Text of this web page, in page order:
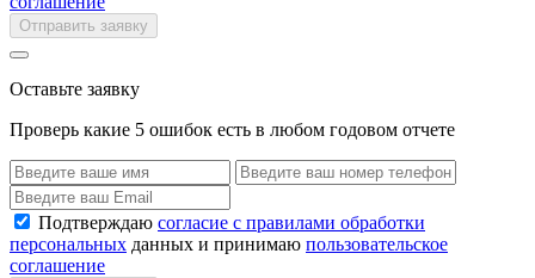
Отправить заявку
Оставьте заявку
Проверь какие 5 ошибок есть в любом годовом отчете
Подтверждаю согласие с правилами обработки
персональных данных и принимаю пользовательское
соглашение